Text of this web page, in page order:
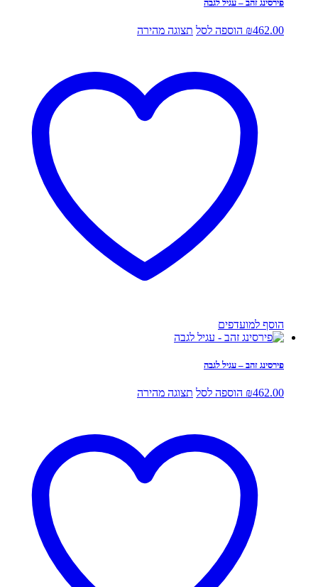
פירסינג זהב – עגיל לגבה
₪462.00 הוספה לסל תצוגה מהירה
הוסף למועדפים
פירסינג זהב – עגיל לגבה
₪462.00 הוספה לסל תצוגה מהירה